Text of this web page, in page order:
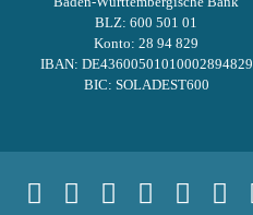
BLZ: 600 501 01
Konto: 28 94 829
IBAN: DE43600501010002894829
BIC: SOLADEST600